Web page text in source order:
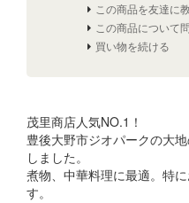
この商品を友達に
この商品について
買い物を続ける
茂里商店人気NO.1！
豊後大野市ジオパークの大
しました。
煮物、中華料理に最適。特
す。